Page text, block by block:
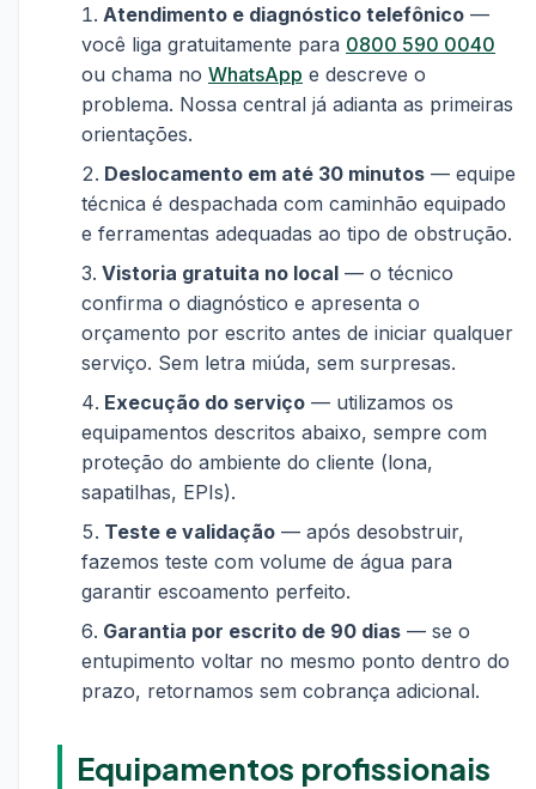
Atendimento e diagnóstico telefônico —
você liga gratuitamente para 0800 590 0040
ou chama no WhatsApp e descreve o
problema. Nossa central já adianta as primeiras
orientações.
Deslocamento em até 30 minutos — equipe
técnica é despachada com caminhão equipado
e ferramentas adequadas ao tipo de obstrução.
Vistoria gratuita no local — o técnico
confirma o diagnóstico e apresenta o
orçamento por escrito antes de iniciar qualquer
serviço. Sem letra miúda, sem surpresas.
Execução do serviço — utilizamos os
equipamentos descritos abaixo, sempre com
proteção do ambiente do cliente (lona,
sapatilhas, EPIs).
Teste e validação — após desobstruir,
fazemos teste com volume de água para
garantir escoamento perfeito.
Garantia por escrito de 90 dias — se o
entupimento voltar no mesmo ponto dentro do
prazo, retornamos sem cobrança adicional.
Equipamentos profissionais